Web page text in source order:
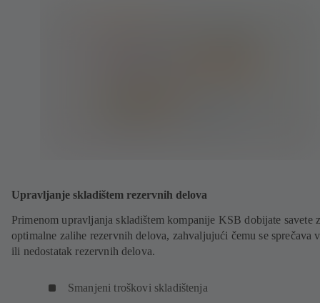
Upravljanje skladištem rezervnih delova
Primenom upravljanja skladištem kompanije KSB dobijate savete
optimalne zalihe rezervnih delova, zahvaljujući čemu se sprečava
ili nedostatak rezervnih delova.
Smanjeni troškovi skladištenja